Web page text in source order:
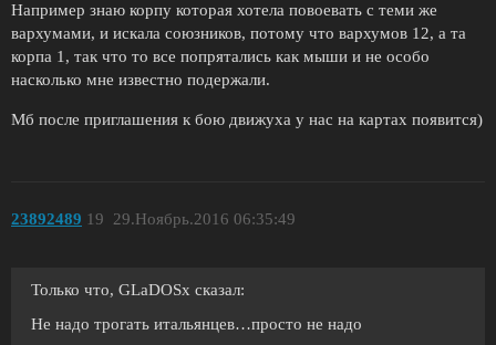
Например знаю корпу которая хотела повоевать с теми же
вархумами, и искала союзников, потому что вархумов 12, а та
корпа 1, так что то все попрятались как мыши и не особо
насколько мне известно подержали.
Мб после приглашения к бою движуха у нас на картах появится)
23892489 29.Ноябрь.2016 06:35:49
19
Только что, GLaDOSx сказал:
Не надо трогать итальянцев…просто не надо